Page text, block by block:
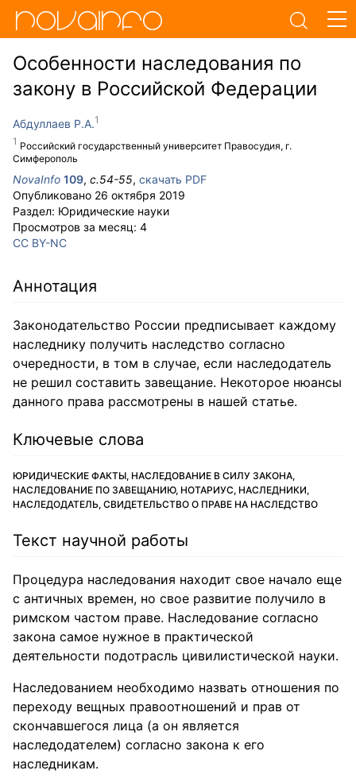
Особенности наследования по
закону в Российской Федерации
Абдуллаев Р.А.
Российский государственный университет Правосудия, г.
Симферополь
NovaInfo 109, с.54-55, скачать PDF
Опубликовано 26 октября 2019
Раздел: Юридические науки
Просмотров за месяц: 4
CC BY-NC
Аннотация
Законодательство России предписывает каждому
наследнику получить наследство согласно
очередности, в том в случае, если наследодатель
не решил составить завещание. Некоторое нюансы
данного права рассмотрены в нашей статье.
Ключевые слова
ЮРИДИЧЕСКИЕ ФАКТЫ, НАСЛЕДОВАНИЕ В СИЛУ ЗАКОНА,
НАСЛЕДОВАНИЕ ПО ЗАВЕЩАНИЮ, НОТАРИУС, НАСЛЕДНИКИ,
НАСЛЕДОДАТЕЛЬ, СВИДЕТЕЛЬСТВО О ПРАВЕ НА НАСЛЕДСТВО
Текст научной работы
Процедура наследования находит свое начало еще
с античных времен, но свое развитие получило в
римском частом праве. Наследование согласно
закона самое нужное в практической
деятельности подотрасль цивилистической науки.
Наследованием необходимо назвать отношения по
переходу вещных правоотношений и прав от
скончавшегося лица (а он является
наследодателем) согласно закона к его
наследникам.